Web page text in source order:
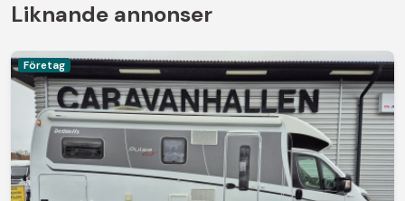
Liknande annonser
Företag